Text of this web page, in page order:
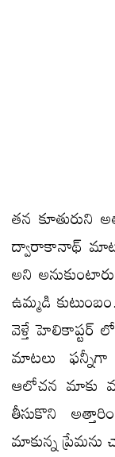
తన కూతురుని
ద్వారాకానాథ్
అని
ఉమ్మడి
వెళ్తే హెలికాప్టర్
మాటలు ఫన్నీగా
ఆలోచన మాకు
తీసుకొని
మాకున్న ప్రేమను